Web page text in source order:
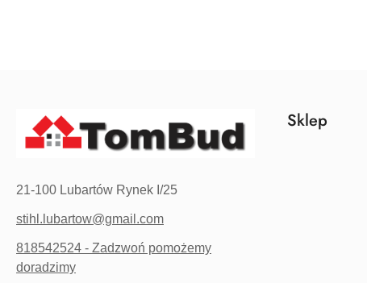
21-100 Lubartów Rynek I/25
stihl.lubartow@gmail.com
818542524 - Zadzwoń pomożemy
doradzimy
Sklep